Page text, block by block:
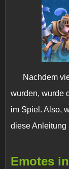
Nachdem
wurden, wurde
im Spiel. Also,
diese Anleitung
Emotes